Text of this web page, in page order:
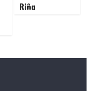
Riña